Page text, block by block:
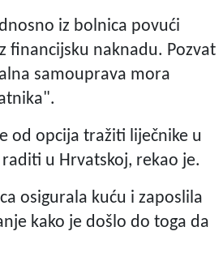
iz bolnica povući
financijsku naknadu. Pozvat
samouprava mora
od opcija tražiti liječnike u
u Hrvatskoj, rekao je.
osigurala kuću i zaposlila
kako je došlo do toga da